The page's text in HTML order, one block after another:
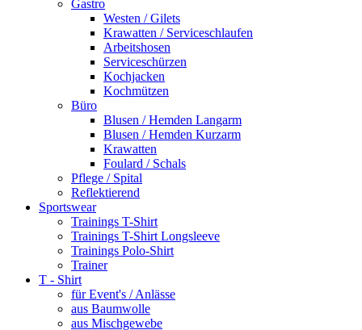
Gastro
Westen / Gilets
Krawatten / Serviceschlaufen
Arbeitshosen
Serviceschürzen
Kochjacken
Kochmützen
Büro
Blusen / Hemden Langarm
Blusen / Hemden Kurzarm
Krawatten
Foulard / Schals
Pflege / Spital
Reflektierend
Sportswear
Trainings T-Shirt
Trainings T-Shirt Longsleeve
Trainings Polo-Shirt
Trainer
T - Shirt
für Event's / Anlässe
aus Baumwolle
aus Mischgewebe